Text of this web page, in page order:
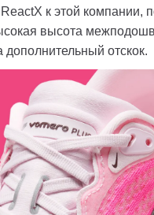
к этой компании,
высота
дополнительный отскок.